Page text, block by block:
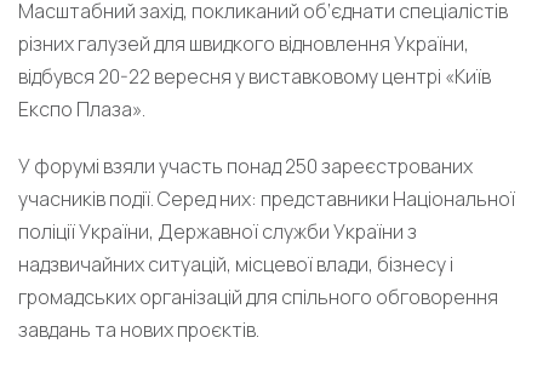
Масштабний захід, покликаний об’єднати спеціалістів
різних галузей для швидкого відновлення України,
відбувся 20-22 вересня у виставковому центрі «Київ
Експо Плаза».
У форумі взяли участь понад 250 зареєстрованих
учасників події. Серед них: представники Національної
поліції України, Державної служби України з
надзвичайних ситуацій, місцевої влади, бізнесу і
громадських організацій для спільного обговорення
завдань та нових проєктів.